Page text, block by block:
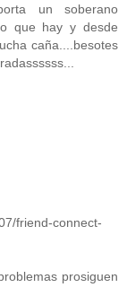
un soberano
que hay y desde
caña....besotes
friend-connect-
prosiguen